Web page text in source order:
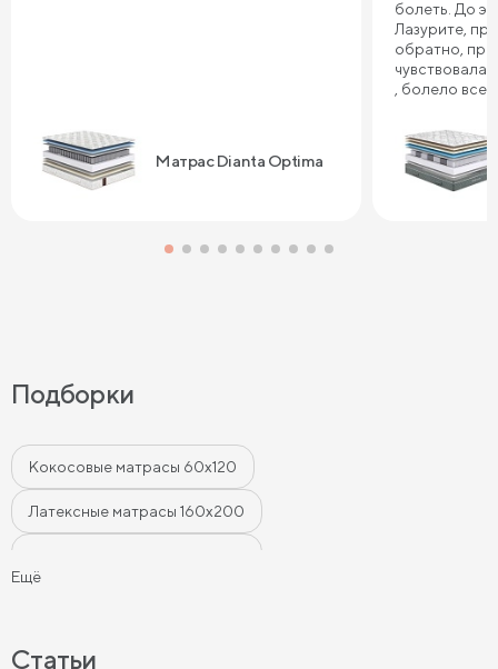
Матрас Dianta Optima
болеть. До
Лазурите,
обратно,
чувствовала
, болело все
Сонум к
дня .
Подборки
Кокосовые матрасы 60х120
Латексные матрасы 160х200
Ещё
Статьи